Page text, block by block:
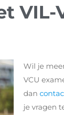
VIL-
Wil je
VCU
dan
je vragen